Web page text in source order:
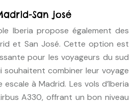
San josé
Iberia propose également des
et San José. Cette option est
pour les voyageurs du sud
souhaitent combiner leur voyage
à Madrid. Les vols d’Iberia
A330, offrant un bon niveau